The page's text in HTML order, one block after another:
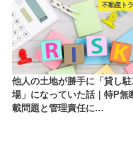
不動産ト
他人の土地が勝手に「貸し
場」になっていた話｜特P無
載問題と管理責任に…